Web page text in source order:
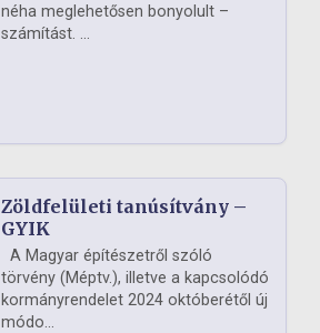
néha meglehetősen bonyolult –
számítást. ...
Zöldfelületi tanúsítvány –
GYIK
A Magyar építészetről szóló
törvény (Méptv.), illetve a kapcsolódó
kormányrendelet 2024 októberétől új
módo...